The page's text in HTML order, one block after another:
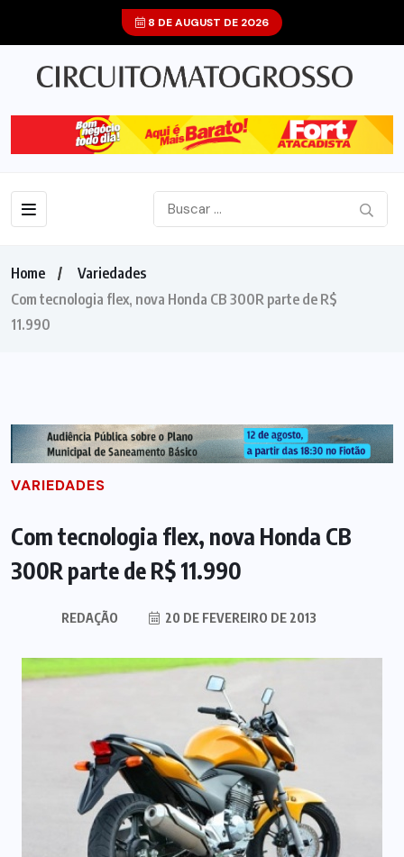
8 DE AUGUST DE 2026
Home
Variedades
Com tecnologia flex, nova Honda CB 300R parte de R$
11.990
VARIEDADES
Com tecnologia flex, nova Honda CB
300R parte de R$ 11.990
REDAÇÃO 20 DE FEVEREIRO DE 2013